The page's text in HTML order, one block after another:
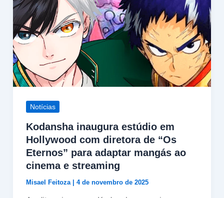
Notícias
Kodansha inaugura estúdio em
Hollywood com diretora de “Os
Eternos” para adaptar mangás ao
cinema e streaming
Misael Feitoza 4 de novembro de 2025